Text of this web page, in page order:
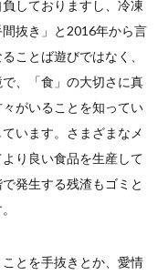
しておりますし、冷凍
抜き」と2016年から言
ことば遊びではなく、
、「食」の大切さに真
がいることを知ってい
います。さまざまなメ
り良い食品を生産して
発生する残渣もゴミと
とを手抜きとか、愛情